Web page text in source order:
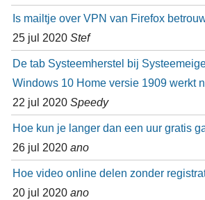
Is mailtje over VPN van Firefox
25 jul 2020 Stef
De tab Systeemherstel bij
Windows 10 Home versie 1909 werkt
22 jul 2020 Speedy
Hoe kun je langer dan een uur gratis
26 jul 2020 ano
Hoe video online delen zonder
20 jul 2020 ano